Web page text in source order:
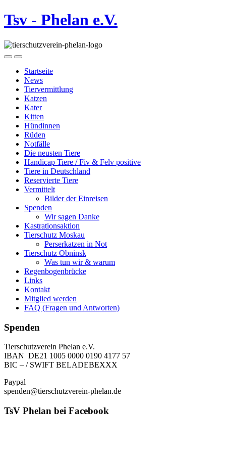
Tsv - Phelan e.V.
Startseite
News
Tiervermittlung
Katzen
Kater
Kitten
Hündinnen
Rüden
Notfälle
Die neusten Tiere
Handicap Tiere / Fiv & Felv positive
Tiere in Deutschland
Reservierte Tiere
Vermittelt
Bilder der Einreisen
Spenden
Wir sagen Danke
Kastrationsaktion
Tierschutz Moskau
Perserkatzen in Not
Tierschutz Obninsk
Was tun wir & warum
Regenbogenbrücke
Links
Kontakt
Mitglied werden
FAQ (Fragen und Antworten)
Spenden
Tierschutzverein Phelan e.V.
IBAN DE21 1005 0000 0190 4177 57
BIC – / SWIFT BELADEBEXXX
Paypal
spenden@tierschutzverein-phelan.de
TsV Phelan bei Facebook